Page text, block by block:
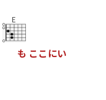
E
も こ こ にい